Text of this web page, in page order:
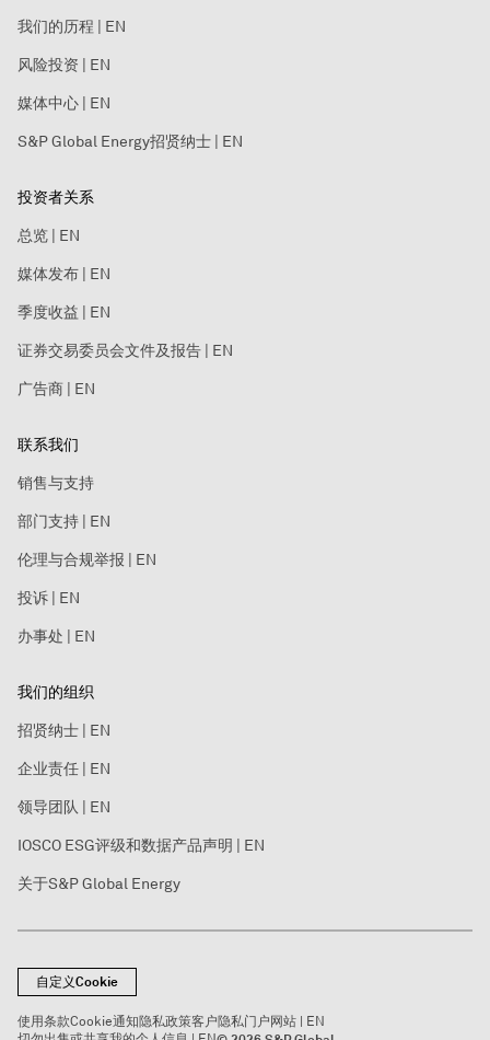
我们的历程 | EN
风险投资 | EN
媒体中心 | EN
S&P Global Energy招贤纳士 | EN
投资者关系
总览 | EN
媒体发布 | EN
季度收益 | EN
证券交易委员会文件及报告 | EN
广告商 | EN
联系我们
销售与支持
部门支持 | EN
伦理与合规举报 | EN
投诉 | EN
办事处 | EN
我们的组织
招贤纳士 | EN
企业责任 | EN
领导团队 | EN
IOSCO ESG评级和数据产品声明 | EN
关于S&P Global Energy
自定义Cookie
使用条款Cookie通知隐私政策客户隐私门户网站 | EN